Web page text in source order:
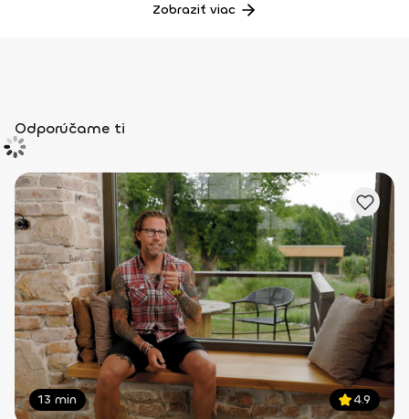
Zobraziť viac
Odporúčame ti
13 min 4.9